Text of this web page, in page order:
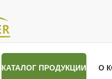
КАТАЛОГ ПРОДУКЦИИ О